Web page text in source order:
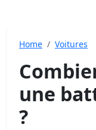
Home Voitures
une
?